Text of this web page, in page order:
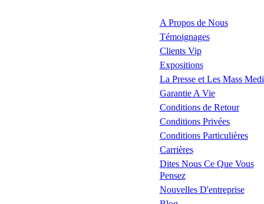
A Propos de Nous
Témoignages
Clients Vip
Expositions
La Presse et Les Mass
Garantie A Vie
Conditions de Retour
Conditions Privées
Conditions Particulières
Carrières
Dites Nous Ce Que Vous
Pensez
Nouvelles D'entreprise